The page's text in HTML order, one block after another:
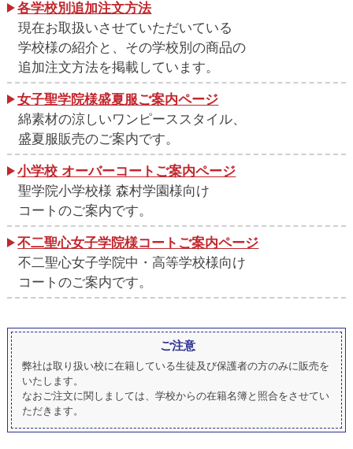
各学校別追加注文方法
現在お取扱いさせていただいている
学校様の紹介と、その学校別の商品の
追加注文方法を掲載しています。
女子聖学院様盛夏服ご案内ページ
綿素材の涼しいワンピーススタイル、
盛夏服販売のご案内です。
小学校 オーバーコートご案内ページ
聖学院小学校様 森村学園様向け
コートのご案内です。
不二聖心女子学院様コートご案内ページ
不二聖心女子学院中・高等学校様向け
コートのご案内です。
ご注意
弊社は取り扱い校に在籍している生徒及び保護者の方のみに販売を
いたします。
なおご注文に関しましては、学校からの在籍名簿と照合をさせてい
ただきます。